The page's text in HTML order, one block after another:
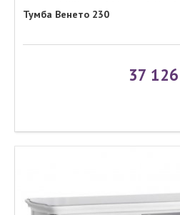
Тумба Венето 230
37 126